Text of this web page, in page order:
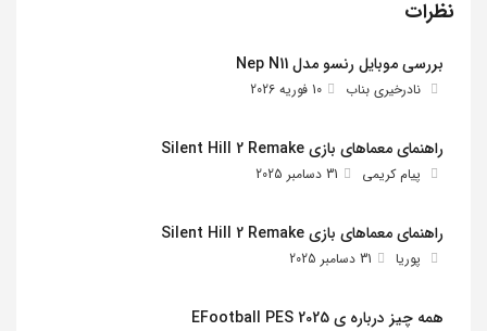
نظرات
بررسی موبایل رنسو مدل Nep N11
نادرخیری بناب 10 فوریه 2026
راهنمای معماهای بازی Silent Hill 2 Remake
پیام کریمی 31 دسامبر 2025
راهنمای معماهای بازی Silent Hill 2 Remake
پوریا 31 دسامبر 2025
همه چیز درباره ی EFootball PES 2025